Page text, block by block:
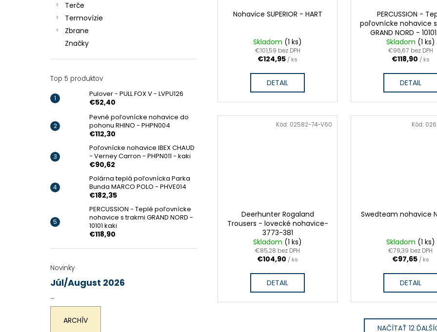
Terče
Termovízie
Zbrane
Značky
Top 5 produktov
Pulover - PULL FOX V - LVPU126
€52,40
Pevné poľovnícke nohavice do
pohonu RHINO - PHPN004
€112,30
Poľovnícke nohavice IBEX CHAUD
- Verney Carron - PHPN011 - kaki
€90,62
Polárna teplá poľovnícka Parka
Bunda MARCO POLO - PHVE014
€182,35
PERCUSSION - Teplé poľovnícke
nohavice s trakmi GRAND NORD -
10101 kaki
€118,90
Novinky
Júl/August 2026
...
ARCHÍV
Nohavice SUPERIOR - HART
Skladom (1 ks)
€101,59 bez DPH
€124,95 / ks
DETAIL
PERCUSSION -
poľovnícke nohavice
GRAND NORD -
Skladom (1 ks)
€96,67 bez DPH
€118,90 / ks
DETAIL
Deerhunter Rogaland
Trousers - lovecké nohavice-
3773-381
Skladom (1 ks)
€85,28 bez DPH
€104,90 / ks
DETAIL
Kód: 02582-74-V60
Swedteam nohavice
Skladom (1 ks)
€79,39 bez DPH
€97,65 / ks
DETAIL
Kód:
NAČÍTAŤ 12